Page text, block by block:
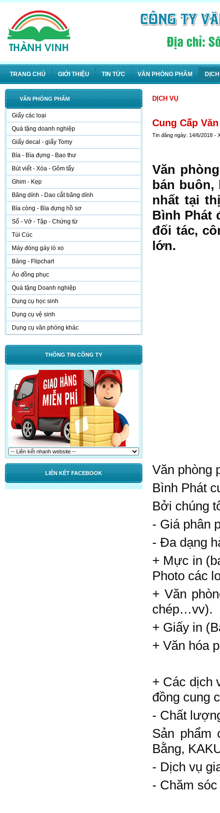
TRANG CHỦ GIỚI THIỆU TIN TỨC VĂN PHÒNG PHẨM
VĂN PHÒNG PHẨM
Giấy các loại
Quà tặng doanh nghiệp
Giấy decal - giấy Tomy
Bìa - Bìa đựng - Bao thư
Bút viết - Xóa - Gôm tẩy
Ghim - Kẹp
Băng dính - Dao cắt băng dính
Bìa còng - Bìa đựng hồ sơ
Sổ - Vở - Tập - Chứng từ
Túi Cúc
Máy đóng gáy lò xo
Bảng - Flipchart
Áo đồng phục
Quà tặng Doanh nghiệp
Dụng cụ học sinh
Dụng cụ vệ sinh
Dụng cụ văn phòng khác
THÔNG TIN CÔNG TY
LIÊN KẾT FACEBOOK
DỊCH VỤ
Cung Cấp
Tin đăng ngày: 14/6/2018 -
Văn
bán buôn,
nhất tại
Bình Phát
đối tác,
lớn.
Văn phòng
Bình Phát
Bởi chúng
- Giá phân
- Đa dạng
+ Mực in
Photo các
+ Văn
chép…vv).
+ Giấy in
+ Văn hóa
+ Các dịch
đồng cung
- Chất
Sản phẩm
Bằng,
- Dịch vụ
- Chăm